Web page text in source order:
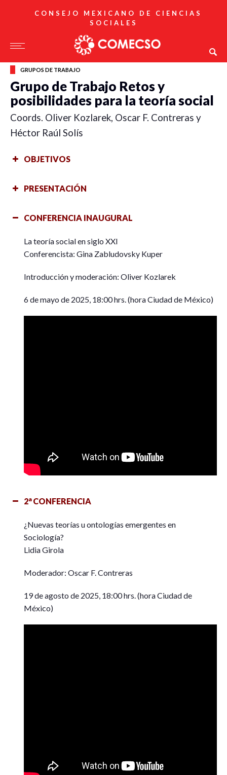
CONSEJO MEXICANO DE CIENCIAS
SOCIALES
GRUPOS DE TRABAJO
Grupo de Trabajo Retos y
posibilidades para la teoría social
Coords. Oliver Kozlarek, Oscar F. Contreras y
Héctor Raúl Solís
OBJETIVOS
PRESENTACIÓN
CONFERENCIA INAUGURAL
La teoría social en siglo XXI
Conferencista: Gina Zabludovsky Kuper
Introducción y moderación: Oliver Kozlarek
6 de mayo de 2025, 18:00 hrs. (hora Ciudad de México)
2a CONFERENCIA
¿Nuevas teorías u ontologías emergentes en
Sociología?
Lidia Girola
Moderador: Oscar F. Contreras
19 de agosto de 2025, 18:00 hrs. (hora Ciudad de
México)